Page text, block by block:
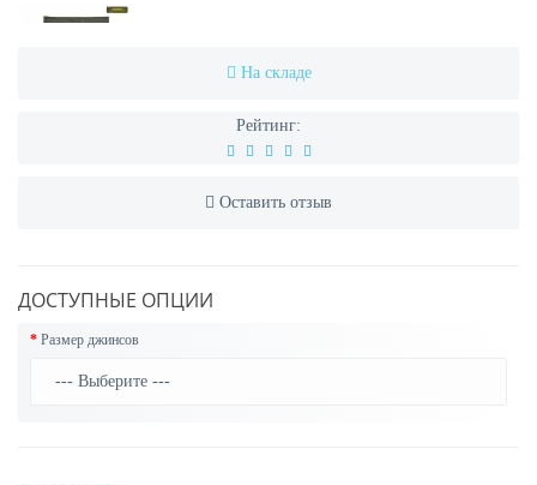
На складе
Рейтинг:
Оставить отзыв
ДОСТУПНЫЕ ОПЦИИ
Размер джинсов